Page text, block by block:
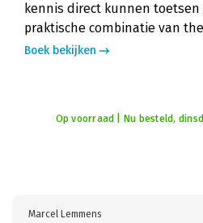
kennis direct kunnen toetsen
praktische combinatie van
Boek bekijken
Op voorraad | Nu besteld,
Marcel Lemmens